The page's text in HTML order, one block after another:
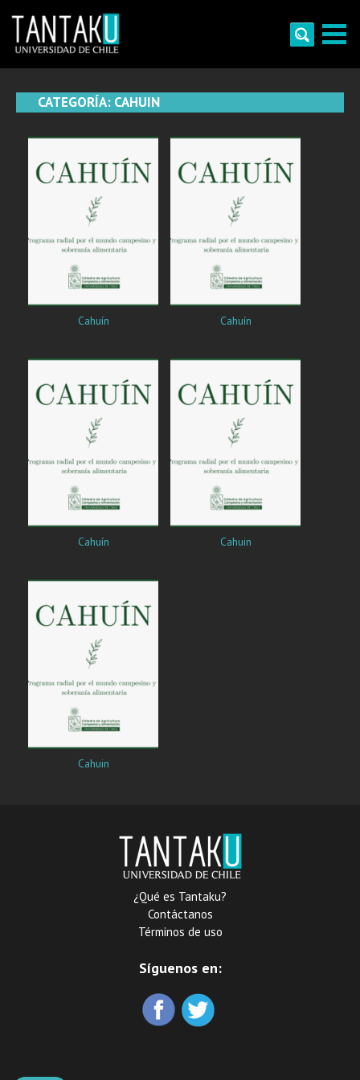
content
CATEGORÍA: CAHUIN
Cahuín Cahuín
Cahuín Cahuin
Cahuin
¿Qué es Tantaku?
Contáctanos
Términos de uso
Síguenos en: